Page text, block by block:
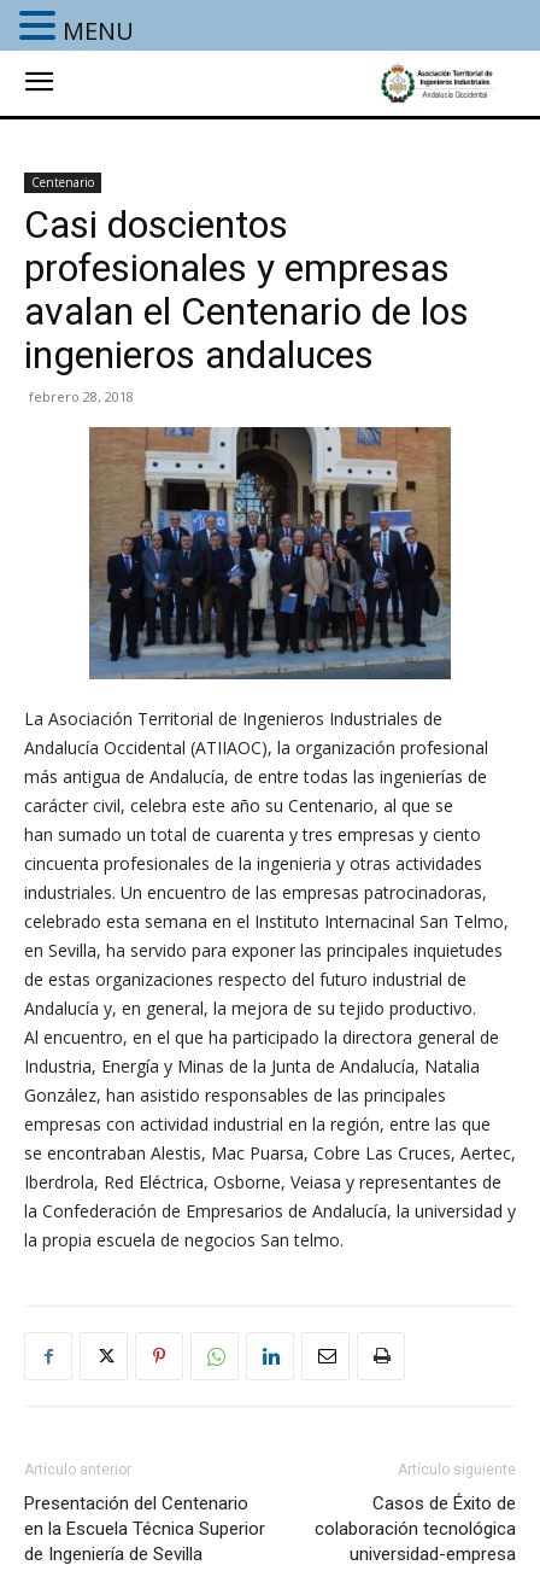
Centenario
Casi doscientos
profesionales y empresas
avalan el Centenario de los
ingenieros andaluces
febrero 28, 2018
La Asociación Territorial de Ingenieros Industriales de
Andalucía Occidental (ATIIAOC), la organización profesional
más antigua de Andalucía, de entre todas las ingenierías de
carácter civil, celebra este año su Centenario, al que se
han sumado un total de cuarenta y tres empresas y ciento
cincuenta profesionales de la ingenieria y otras actividades
industriales. Un encuentro de las empresas patrocinadoras,
celebrado esta semana en el Instituto Internacinal San Telmo,
en Sevilla, ha servido para exponer las principales inquietudes
de estas organizaciones respecto del futuro industrial de
Andalucía y, en general, la mejora de su tejido productivo.
Al encuentro, en el que ha participado la directora general de
Industria, Energía y Minas de la Junta de Andalucía, Natalia
González, han asistido responsables de las principales
empresas con actividad industrial en la región, entre las que
se encontraban Alestis, Mac Puarsa, Cobre Las Cruces, Aertec,
Iberdrola, Red Eléctrica, Osborne, Veiasa y representantes de
la Confederación de Empresarios de Andalucía, la universidad y
la propia escuela de negocios San telmo.
Artículo anterior
Presentación del Centenario
en la Escuela Técnica Superior
de Ingeniería de Sevilla
Artículo siguiente
Casos de Éxito de
colaboración tecnológica
universidad-empresa
MENU